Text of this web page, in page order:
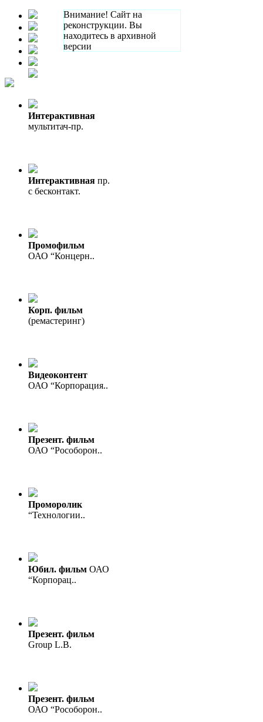
Внимание! Сайт на
реконструкции. Вы
находитесь в архивной
версии
Интерактивная
мультитач-пр.
Интерактивная пр.
с бесконтакт.
Промофильм
ОАО “Концерн..
Корп. фильм
(ремастеринг)
Видеоконтент
ОАО “Корпорация..
Презент. фильм
ОАО “Рособорон..
Проморолик
“Технологии..
Юбил. фильм ОАО
“Корпорац..
Презент. фильм
Group L.B.
Презент. фильм
ОАО “Рособорон..